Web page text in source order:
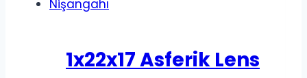
1x22x17 Asferik Lens